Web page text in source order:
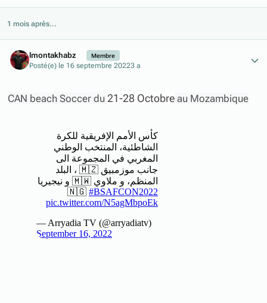
1 mois après...
lmontakhabz Membre
Posté(e) le 16 septembre 20223 a
CAN beach Soccer du 21-28 Octobre au Mozambique